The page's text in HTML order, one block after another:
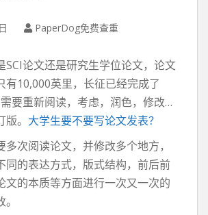
PaperDog免费查重
SCI论文还是研究生学位论文，论文
有10,000英里，长征已经完成了
要重新阅读，考虑，润色，修改…
。 大学生要不要写论文发表？
次阅读论文，并修改多个地方，
同的表达方式，版式结构，前后前
文的本质等方面进行一次又一次的